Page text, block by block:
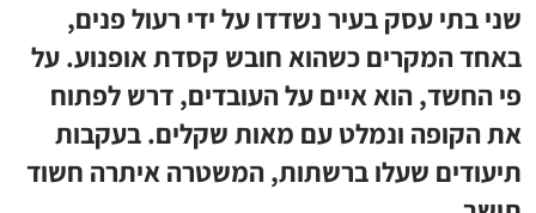
שני בתי עסק בעיר נשדדו על ידי רעול פנים,
באחד המקרים כשהוא חובש קסדת אופנוע. על
פי החשד, הוא איים על העובדים, דרש לפתוח
את הקופה ונמלט עם מאות שקלים. בעקבות
תיעודים שעלו ברשתות, המשטרה איתרה חשוד